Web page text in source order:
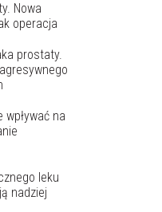
Nowa
operacja
prostaty.
na
leku
nadziej